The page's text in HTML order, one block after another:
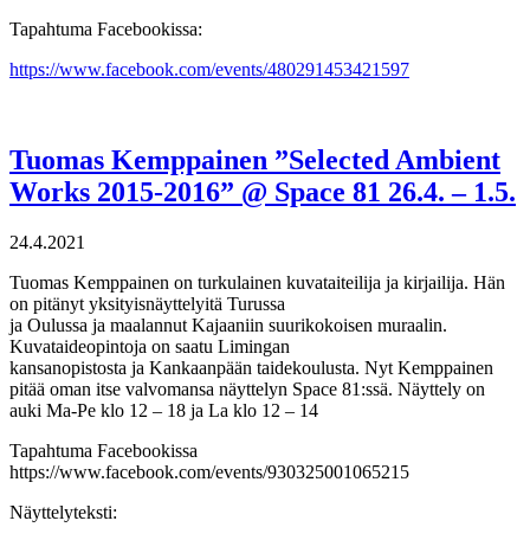
Tapahtuma Facebookissa:
https://www.facebook.com/events/480291453421597
Tuomas Kemppainen ”Selected Ambient
Works 2015-2016” @ Space 81 26.4. – 1.5.
24.4.2021
Tuomas Kemppainen on turkulainen kuvataiteilija ja kirjailija. Hän
on pitänyt yksityisnäyttelyitä Turussa
ja Oulussa ja maalannut Kajaaniin suurikokoisen muraalin.
Kuvataideopintoja on saatu Limingan
kansanopistosta ja Kankaanpään taidekoulusta. Nyt Kemppainen
pitää oman itse valvomansa näyttelyn Space 81:ssä. Näyttely on
auki Ma-Pe klo 12 – 18 ja La klo 12 – 14
Tapahtuma Facebookissa
https://www.facebook.com/events/930325001065215
Näyttelyteksti: